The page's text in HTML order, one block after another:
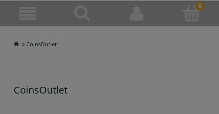
» CoinsOutlet
CoinsOutlet